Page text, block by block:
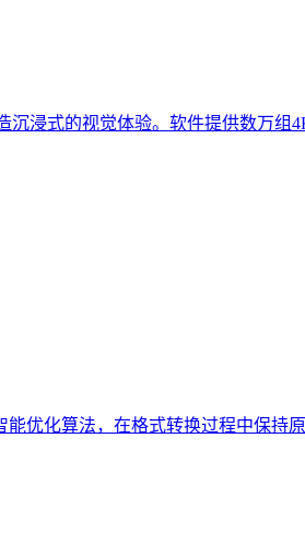
浸式的视觉体验。软件提供数万组
优化算法，在格式转换过程中保持